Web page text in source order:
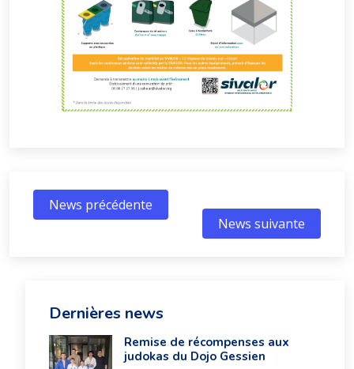
News précédente
News suivante
Dernières news
Remise de récompenses aux
judokas du Dojo Gessien